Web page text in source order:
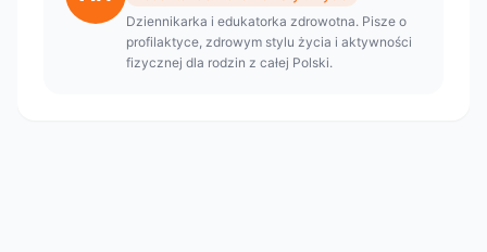
Dziennikarka i edukatorka zdrowotna. Pisze o
profilaktyce, zdrowym stylu życia i aktywności
fizycznej dla rodzin z całej Polski.